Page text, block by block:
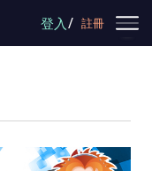
登入/ 註冊